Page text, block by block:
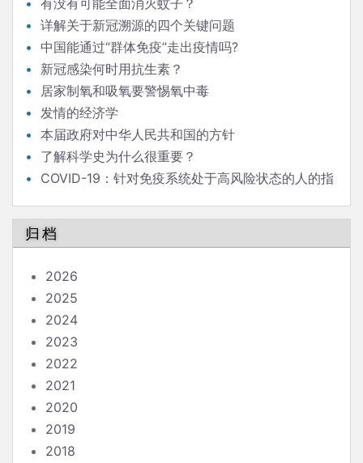
有没有可能全面消灭蚊子？
详解关于新冠溯源的四个关键问题
中国能通过“群体免疫”走出疫情吗?
新冠感染何时用抗生素？
居家制氧和吸氧要警惕氧中毒
发情的经济学
本届政府对中华人民共和国的方针
了解科学史为什么很重要？
COVID-19：针对免疫系统处于高风险状态的人的指
归档
2026
2025
2024
2023
2022
2021
2020
2019
2018